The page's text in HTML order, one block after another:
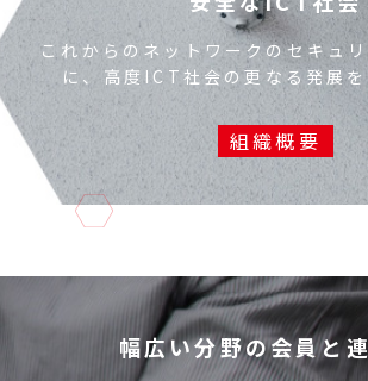
これからのネットワークのセキュ
に、 高度ICT社会の更なる発展
組織概要
幅広い分野の会員と